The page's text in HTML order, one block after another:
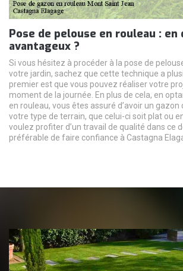
Pose de pelouse en rouleau : en
avantageux ?
Si vous hésitez à procéder à la pose de
votre jardin, sachez que cette technique a
premier est que vous pouvez réaliser votre
moment de la journée. En plus de cela, en
en rouleau, vous êtes assuré d’avoir un gazon
votre type de terrain, que celui-ci soit plat ou
voulez profiter d’un travail de qualité dans ce
préférable de faire confiance à Castagna